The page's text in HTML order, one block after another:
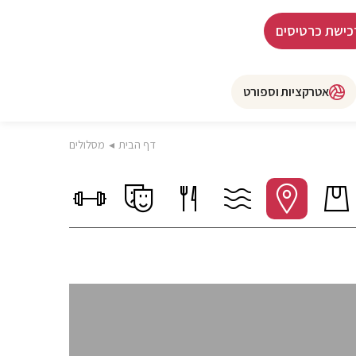
כרטיסים
אטרקציות וספורט
דף הבית ◂ מסלולים